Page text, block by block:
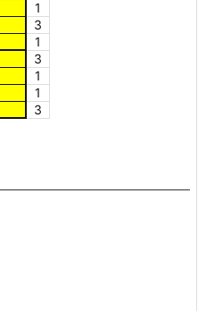
1
3
1
3
1
1
3